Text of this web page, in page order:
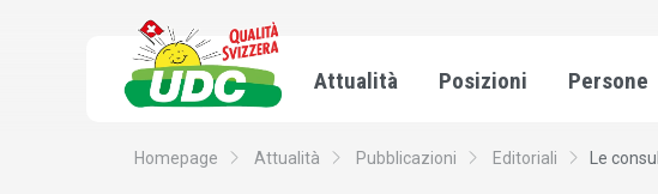
Attualità Posizioni Persone
Homepage Attualità Pubblicazioni Editoriali Le